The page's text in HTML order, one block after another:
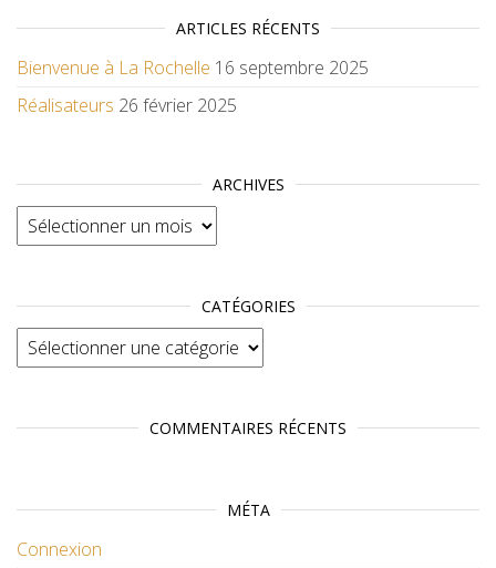
ARTICLES RÉCENTS
Bienvenue à La Rochelle 16 septembre 2025
Réalisateurs 26 février 2025
ARCHIVES
Archives
CATÉGORIES
Catégories
COMMENTAIRES RÉCENTS
MÉTA
Connexion